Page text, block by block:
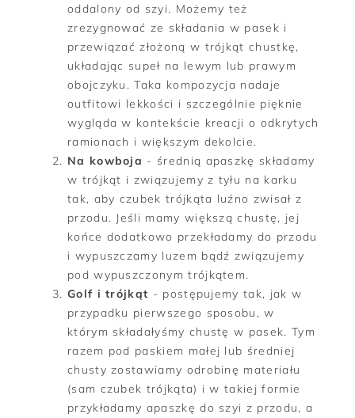
oddalony od szyi. Możemy też
zrezygnować ze składania w pasek i
przewiązać złożoną w trójkąt chustkę,
układając supeł na lewym lub prawym
obojczyku. Taka kompozycja nadaje
outfitowi lekkości i szczególnie pięknie
wygląda w kontekście kreacji o odkrytych
ramionach i większym dekolcie.
Na kowboja - średnią apaszkę składamy
w trójkąt i związujemy z tyłu na karku
tak, aby czubek trójkąta luźno zwisał z
przodu. Jeśli mamy większą chustę, jej
końce dodatkowo przekładamy do przodu
i wypuszczamy luzem bądź związujemy
pod wypuszczonym trójkątem.
Golf i trójkąt - postępujemy tak, jak w
przypadku pierwszego sposobu, w
którym składałyśmy chustę w pasek. Tym
razem pod paskiem małej lub średniej
chusty zostawiamy odrobinę materiału
(sam czubek trójkąta) i w takiej formie
przykładamy apaszkę do szyi z przodu, a